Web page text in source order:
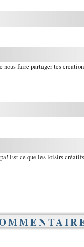
faire partager tes
Est ce que les loisirs